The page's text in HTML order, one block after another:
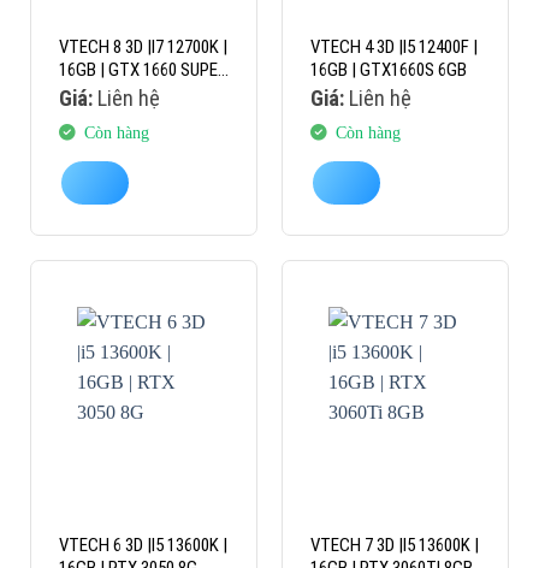
VTECH 8 3D |I7 12700K |
16GB | GTX 1660 SUPER
6GB
Giá:Liên hệ
Còn hàng
VTECH 4 3D |I5 12400F |
16GB | GTX1660S 6GB
Giá:Liên hệ
Còn hàng
VTECH 6 3D |I5 13600K |
VTECH 7 3D |I5 13600K |